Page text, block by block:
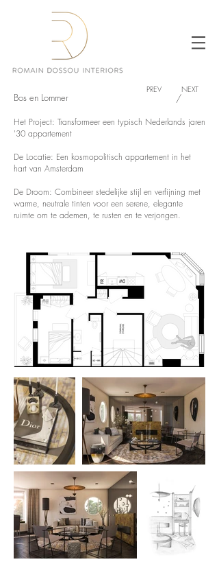
Bos en Lommer
Het Project: Transformeer een typisch Nederlands jaren
'30 appartement
De Locatie: Een kosmopolitisch appartement in het
hart van Amsterdam
De Droom: Combineer stedelijke stijl en verfijning met
warme, neutrale tinten voor een serene, elegante
ruimte om te ademen, te rusten en te verjongen.
PREV NEXT
/